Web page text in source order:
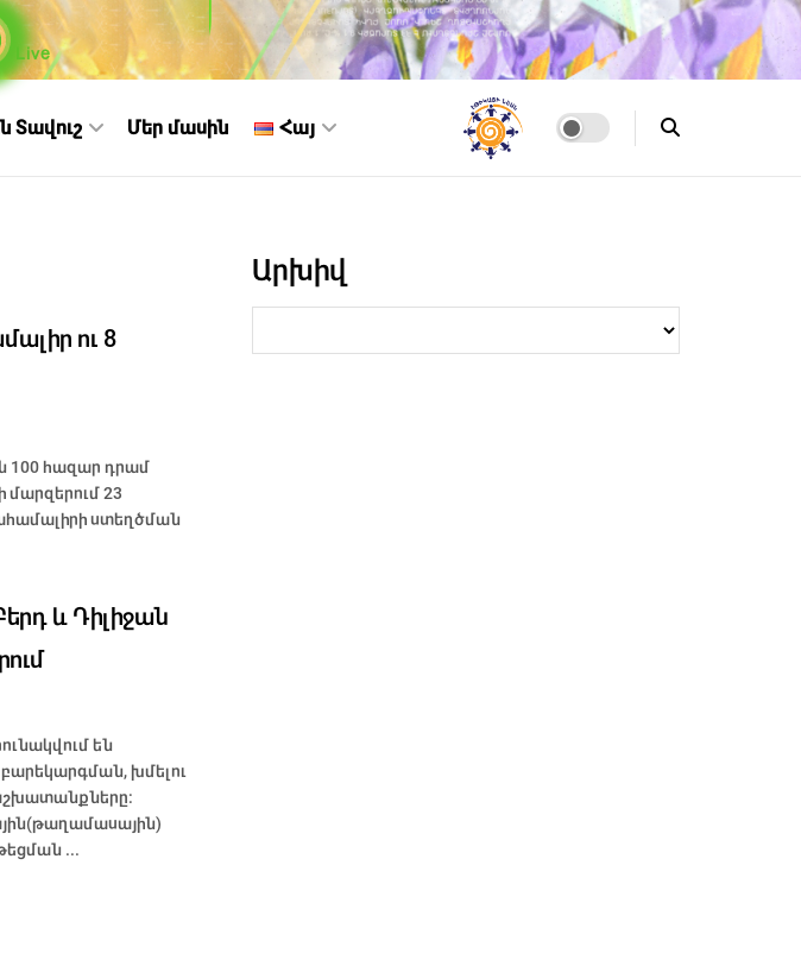
Live
Տավուշ Մեր մասին Հայ
ու 8
100 հազար դրամ
մարզերում 23
ստեղծման
և Դիլիջան
են
խմելու
...
Արխիվ